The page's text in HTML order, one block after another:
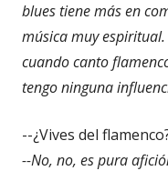
blues tiene más en
música muy
cuando canto
tengo ninguna
--¿Vives del
--No, no, es pura